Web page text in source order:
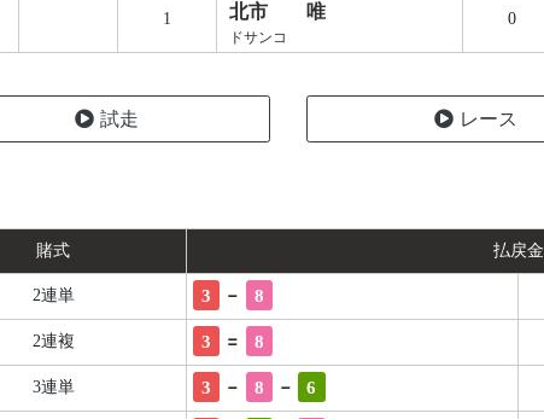
1 北市 唯
ドサンコ
0
試走 レース
賭式 払戻金
2連単 3 - 8
2連複 3 = 8
3連単 3 - 8 - 6